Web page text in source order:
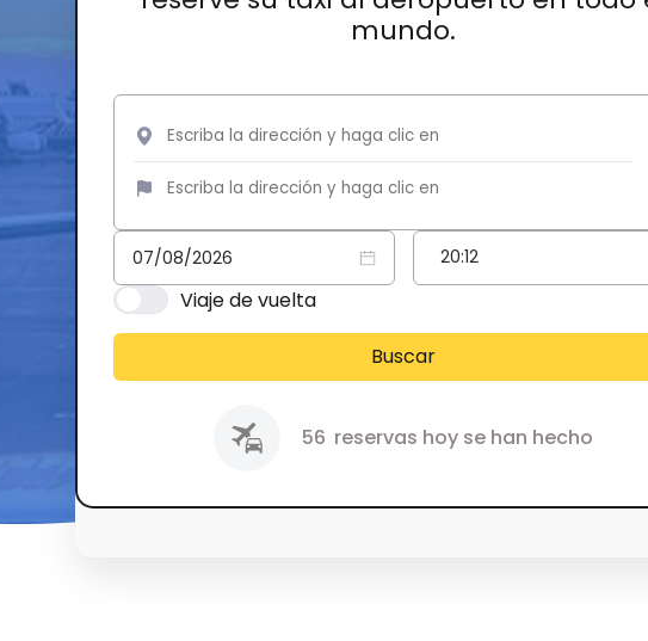
mundo.
Viaje de vuelta
Buscar
56 reservas hoy se han hecho